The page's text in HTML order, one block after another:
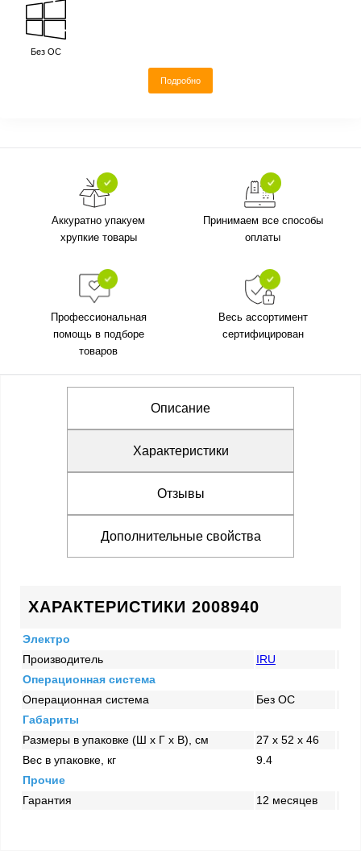
Без ОС
Подробно
Аккуратно упакуем
хрупкие товары
Принимаем все способы
оплаты
Профессиональная
помощь в подборе
товаров
Весь ассортимент
сертифицирован
Описание
Характеристики
Отзывы
Дополнительные свойства
ХАРАКТЕРИСТИКИ 2008940
Электро
Производитель
IRU
Операционная система
Операционная система
Без ОС
Габариты
Размеры в упаковке (Ш x Г x В), см
27 x 52 x 46
Вес в упаковке, кг
9.4
Прочие
Гарантия
12 месяцев